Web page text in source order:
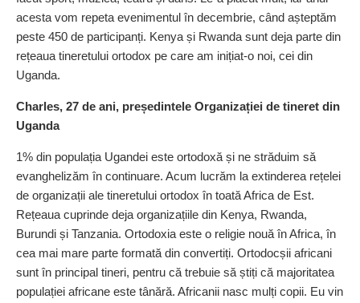
acesta vom repeta evenimentul în decembrie, când așteptăm
peste 450 de participanți. Kenya și Rwanda sunt deja parte din
rețeaua tineretului ortodox pe care am inițiat-o noi, cei din
Uganda.
Charles, 27 de ani, preșe­din­tele Organizației de tineret din
Uganda
1% din populația Ugandei este ortodoxă și ne străduim să
evanghelizăm în continuare. Acum lucrăm la extinderea rețelei
de organizații ale tineretului ortodox în toată Africa de Est.
Rețeaua cuprinde deja organizațiile din Kenya, Rwanda,
Burundi și Tanzania. Ortodoxia este o religie nouă în Africa, în
cea mai mare parte formată din convertiți. Ortodocșii africani
sunt în principal tineri, pentru că trebuie să știți că majoritatea
populației africane este tânără. Africanii nasc mulți copii. Eu vin